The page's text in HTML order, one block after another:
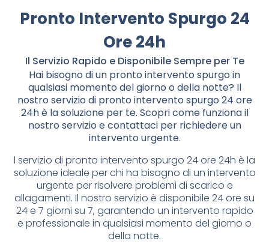
Pronto Intervento Spurgo 24
Ore 24h
Il Servizio Rapido e Disponibile Sempre per Te
Hai bisogno di un pronto intervento spurgo in
qualsiasi momento del giorno o della notte? Il
nostro servizio di pronto intervento spurgo 24 ore
24h è la soluzione per te. Scopri come funziona il
nostro servizio e contattaci per richiedere un
intervento urgente.
l servizio di pronto intervento spurgo 24 ore 24h è la
soluzione ideale per chi ha bisogno di un intervento
urgente per risolvere problemi di scarico e
allagamenti. Il nostro servizio è disponibile 24 ore su
24 e 7 giorni su 7, garantendo un intervento rapido
e professionale in qualsiasi momento del giorno o
della notte.